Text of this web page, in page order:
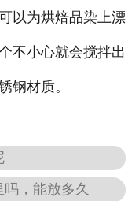
以为烘焙品染上漂
不小心就会搅拌出
钢材质。
，能放多久